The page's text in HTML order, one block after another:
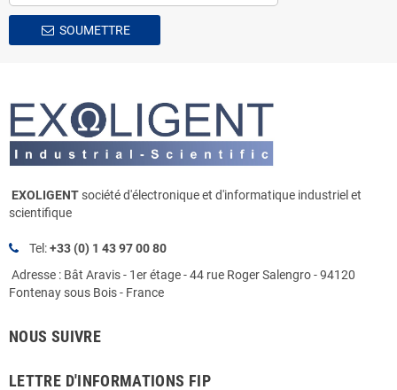
SOUMETTRE
EXOLIGENT société d'électronique et d'informatique industriel et
scientifique
Tel:+33 (0) 1 43 97 00 80
Adresse : Bât Aravis - 1er étage - 44 rue Roger Salengro - 94120
Fontenay sous Bois - France
NOUS SUIVRE
LETTRE D'INFORMATIONS FIP